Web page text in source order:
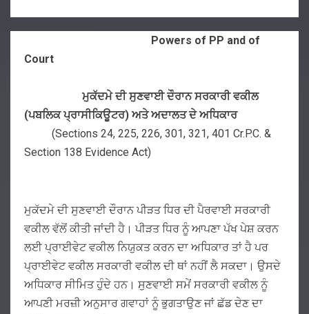
Powers of PP and of
Court
ਮੁਕੱਦਮੇ ਦੀ ਸੁਣਵਾਈ ਦੌਰਾਨ ਸਰਕਾਰੀ ਵਕੀਲ
(ਪਬਲਿਕ ਪ੍ਰਾਸੀਕਿਊਟਰ) ਅਤੇ ਅਦਾਲਤ ਦੇ ਅਧਿਕਾਰ
(Sections 24, 225, 226, 301, 321, 401 Cr.P.C. &
Section 138 Evidence Act)
ਮੁਕੱਦਮੇ ਦੀ ਸੁਣਵਾਈ ਦੌਰਾਨ ਪੀੜਤ ਧਿਰ ਦੀ ਪੈਰਵਾਈ ਸਰਕਾਰੀ
ਵਕੀਲ ਵੱਲੋਂ ਕੀਤੀ ਜਾਂਦੀ ਹੈ। ਪੀੜਤ ਧਿਰ ਨੂੰ ਆਪਣਾ ਪੱਖ ਪੇਸ਼ ਕਰਨ
ਲਈ ਪ੍ਰਾਈਵੇਟ ਵਕੀਲ ਨਿਯੁਕਤ ਕਰਨ ਦਾ ਅਧਿਕਾਰ ਤਾਂ ਹੈ ਪਰ
ਪ੍ਰਾਈਵੇਟ ਵਕੀਲ ਸਰਕਾਰੀ ਵਕੀਲ ਦੀ ਥਾਂ ਨਹੀਂ ਲੈ ਸਕਦਾ। ਉਸਦੇ
ਅਧਿਕਾਰ ਸੀਮਿਤ ਹੁੰਦੇ ਹਨ। ਸੁਣਵਾਈ ਸਮੇਂ ਸਰਕਾਰੀ ਵਕੀਲ ਨੂੰ
ਆਪਣੀ ਮਰਜ਼ੀ ਅਨੁਸਾਰ ਗਵਾਹਾਂ ਨੂੰ ਭੁਗਤਾਉਣ ਜਾਂ ਛੱਡ ਦੇਣ ਦਾ